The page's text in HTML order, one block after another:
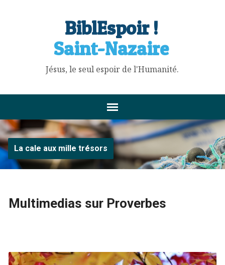
BiblEspoir !
Saint-Nazaire
Jésus, le seul espoir de l'Humanité.
La cale aux mille trésors
Multimedias sur Proverbes